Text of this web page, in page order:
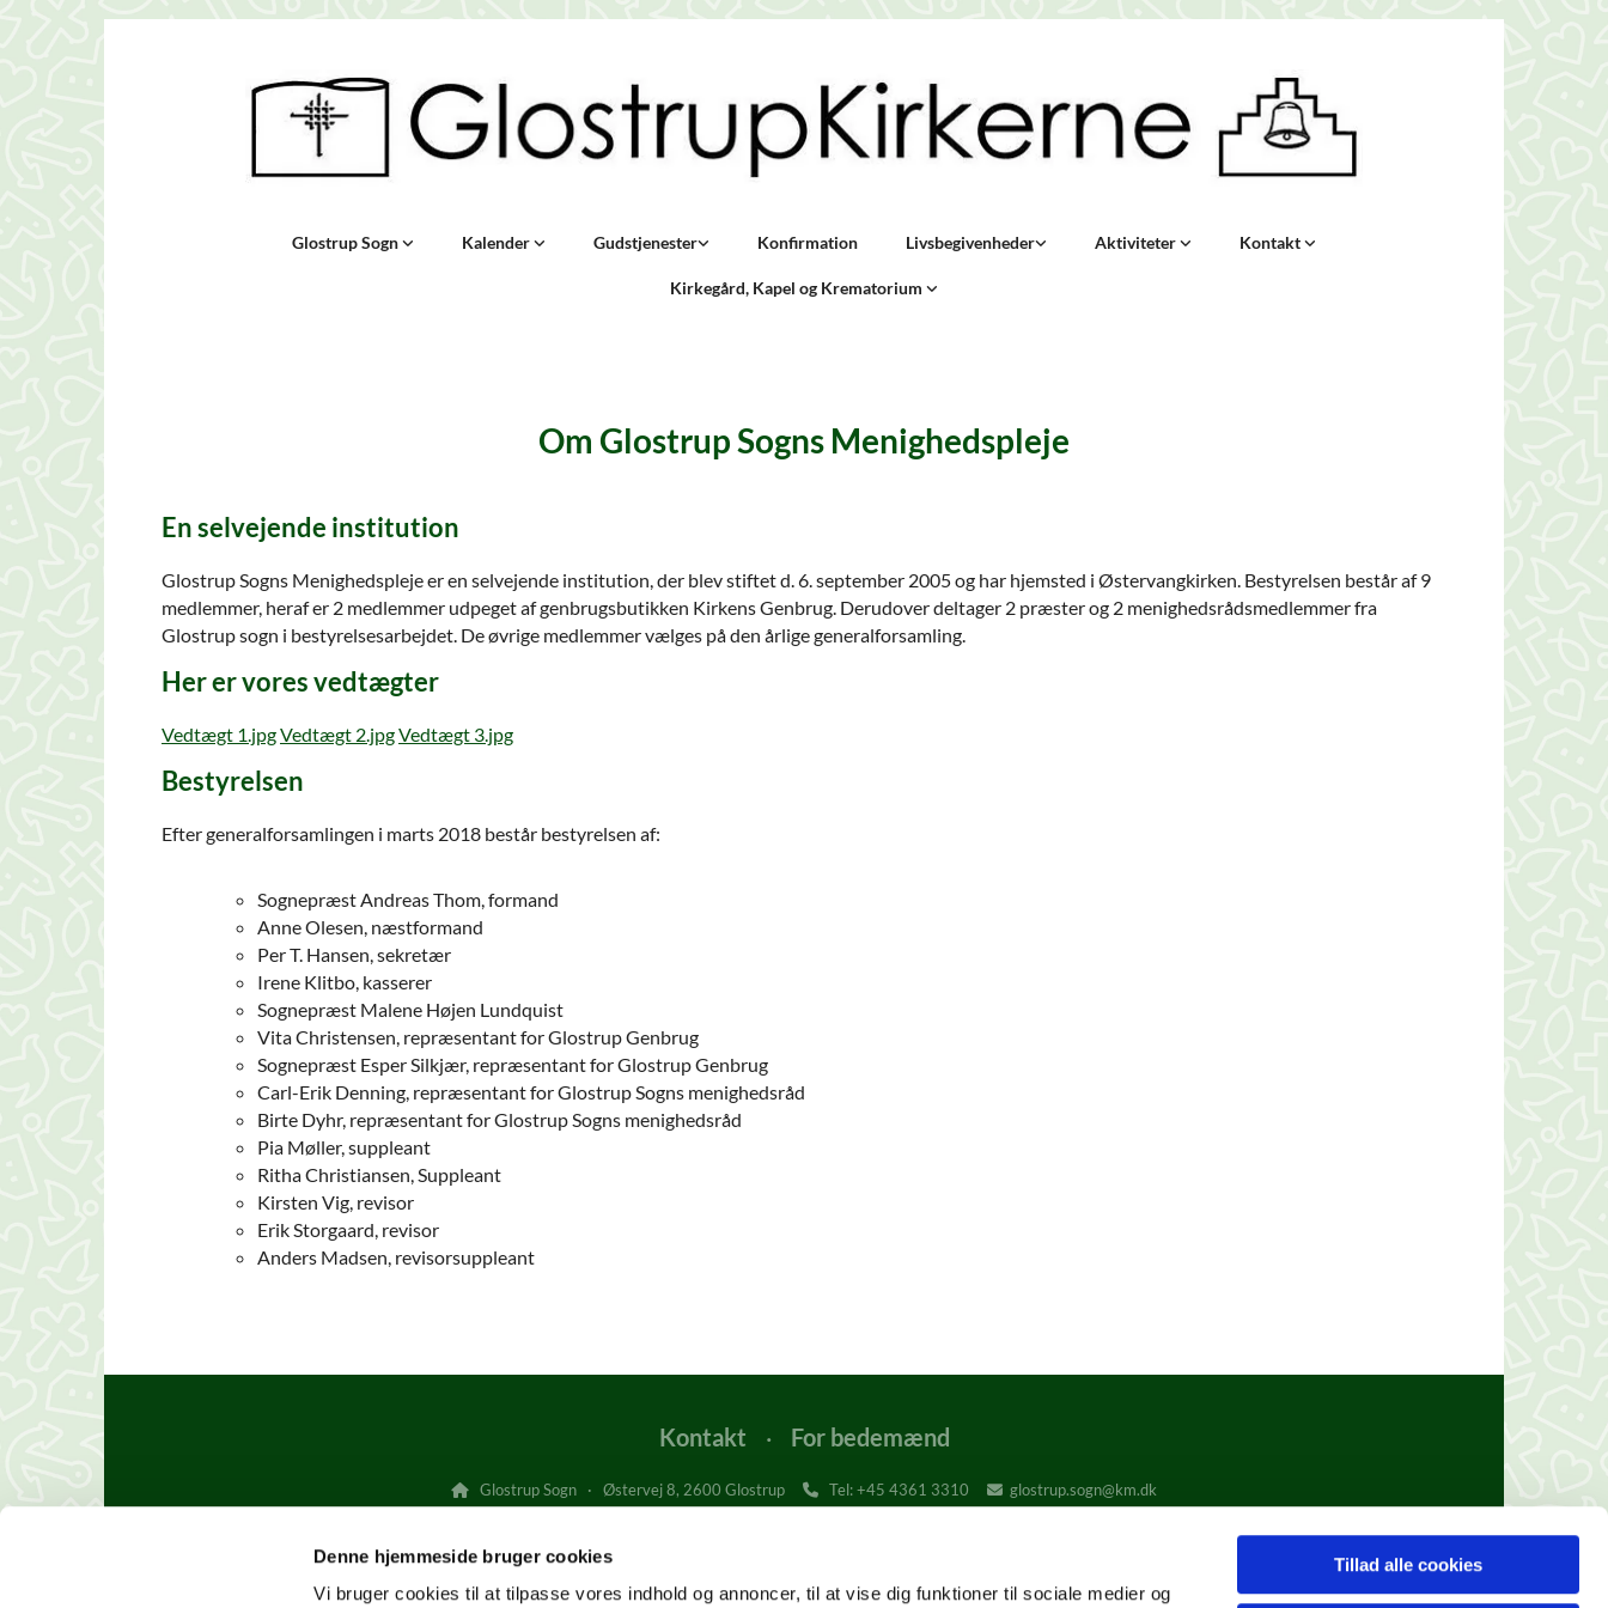
Denne hjemmeside bruger cookies
Vi bruger cookies til at tilpasse vores indhold og annoncer, til at vise dig funktioner til sociale medier og
Tillad alle cookies
Glostrup Sogn Kalender Gudstjenester Konfirmation Livsbegivenheder Aktiviteter Kontakt
Kirkegård, Kapel og Krematorium
Om Glostrup Sogns Menighedspleje
En selvejende institution
Glostrup Sogns Menighedspleje er en selvejende institution, der blev stiftet d. 6. september 2005 og har hjemsted i Østervangkirken. Bestyrelsen består af 9
medlemmer, heraf er 2 medlemmer udpeget af genbrugsbutikken Kirkens Genbrug. Derudover deltager 2 præster og 2 menighedsrådsmedlemmer fra
Glostrup sogn i bestyrelsesarbejdet. De øvrige medlemmer vælges på den årlige generalforsamling.
Her er vores vedtægter
Vedtægt 1.jpgVedtægt 2.jpgVedtægt 3.jpg
Bestyrelsen
Efter generalforsamlingen i marts 2018 består bestyrelsen af:
Sognepræst Andreas Thom, formand
Anne Olesen, næstformand
Per T. Hansen, sekretær
Irene Klitbo, kasserer
Sognepræst Malene Højen Lundquist
Vita Christensen, repræsentant for Glostrup Genbrug
Sognepræst Esper Silkjær, repræsentant for Glostrup Genbrug
Carl-Erik Denning, repræsentant for Glostrup Sogns menighedsråd
Birte Dyhr, repræsentant for Glostrup Sogns menighedsråd
Pia Møller, suppleant
Ritha Christiansen, Suppleant
Kirsten Vig, revisor
Erik Storgaard, revisor
Anders Madsen, revisorsuppleant
Kontakt · For bedemænd
 Glostrup Sogn · Østervej 8, 2600 Glostrup  Tel: +45 4361 3310  glostrup.sogn@km.dk
Glostrup Kirke, Kirkepladsen 1, 2600 Glostrup
Glostrup Krematorium og Kapel, Gl. Landevej 1, 2600 Glostrup